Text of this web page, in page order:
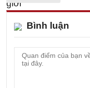
Bình luận